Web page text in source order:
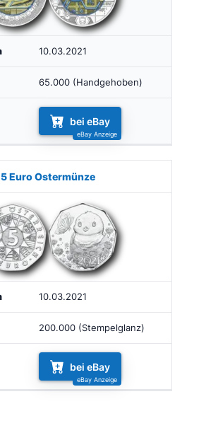
10.03.2021
65.000 (Handgehoben)
bei eBay
5 Euro Ostermünze
10.03.2021
200.000 (Stempelglanz)
bei eBay